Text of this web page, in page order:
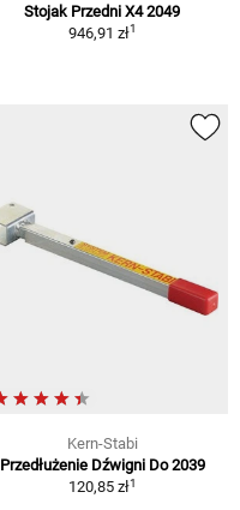
Stojak Przedni X4 2049
946,91 zł1
Kern-Stabi
Przedłużenie Dźwigni Do 2039
120,85 zł1